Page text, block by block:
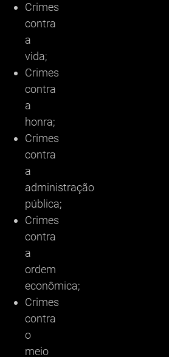
Crimes
contra
a
vida;
Crimes
contra
a
honra;
Crimes
contra
a
administração
pública;
Crimes
contra
a
ordem
econômica;
Crimes
contra
o
meio